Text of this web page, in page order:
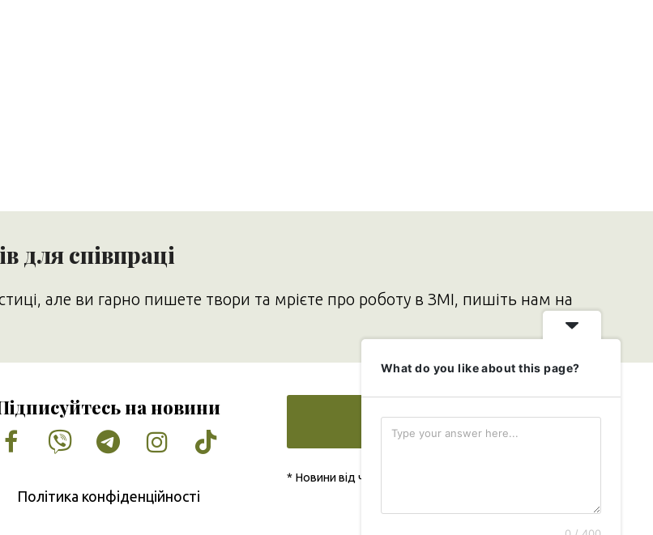
для співпраці
але ви гарно пишете твори та мрієте про роботу в ЗМІ, пишіть нам на
на новини
Facebook
VimeoTumblrInstagram
Tiktok
Політика конфіденційності
Додати свою новину
* Новини від читача публікуються безкоштовно
What do you like about this page?